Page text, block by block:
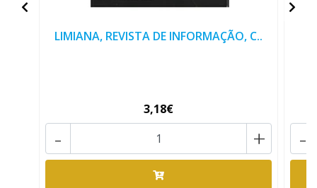
LIMIANA, REVISTA DE INFORMAÇÃO, C..
3,18€
+
- -